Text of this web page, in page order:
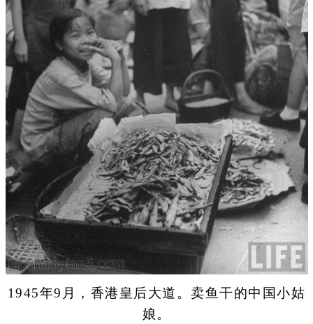
1945年9月，香港皇后大道。卖鱼干的中国小姑
娘。